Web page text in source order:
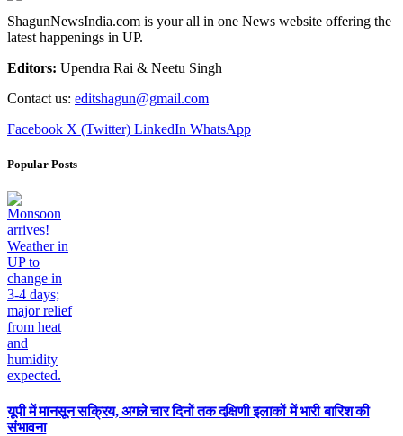
ShagunNewsIndia.com is your all in one News website offering the
latest happenings in UP.
Editors: Upendra Rai & Neetu Singh
Contact us: editshagun@gmail.com
Facebook X (Twitter) LinkedIn WhatsApp
Popular Posts
यूपी में मानसून सक्रिय, अगले चार दिनों तक दक्षिणी इलाकों में भारी बारिश की
संभावना